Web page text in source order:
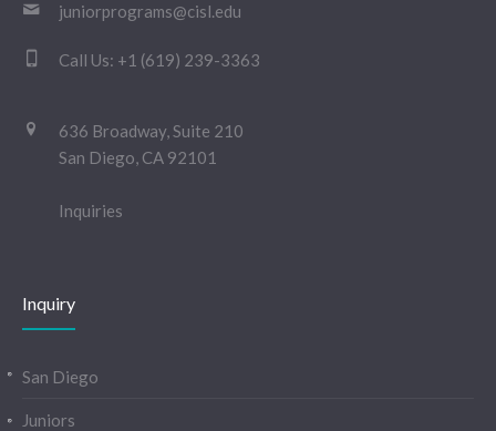
juniorprograms@cisl.edu
Call Us: +1 (619) 239-3363
636 Broadway, Suite 210
San Diego, CA 92101
Inquiries
Inquiry
San Diego
Juniors